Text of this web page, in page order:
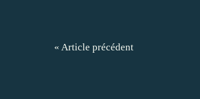
« Article précédent